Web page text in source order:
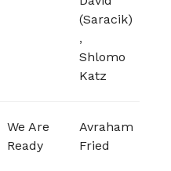
(Saracik)
,
Shlomo
Katz
We Are
Ready
Avraham
Fried